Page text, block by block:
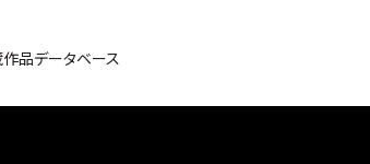
品データベース